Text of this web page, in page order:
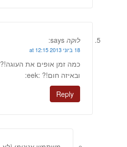
לוקה says:
18 ביוני 2013 at 12:15
כמה זמן אופים את העוגה!?
ובאיזה חום!? :eek:
Reply